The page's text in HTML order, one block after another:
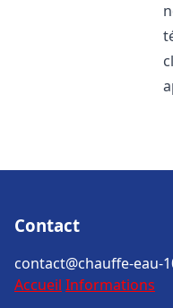
Contact
contact@chauffe-eau-
Accueil Informations